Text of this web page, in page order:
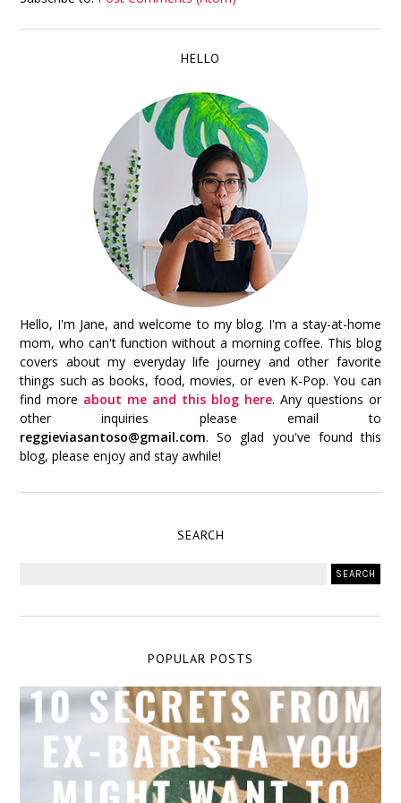
HELLO
Hello, I'm Jane, and welcome to my blog. I'm a stay-at-home
mom, who can't function without a morning coffee. This blog
covers about my everyday life journey and other favorite
things such as books, food, movies, or even K-Pop. You can
find more about me and this blog here. Any questions or
other inquiries please email to
reggieviasantoso@gmail.com. So glad you've found this
blog, please enjoy and stay awhile!
SEARCH
POPULAR POSTS